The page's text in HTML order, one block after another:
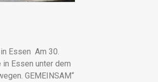
Essen Am 30.
Essen unter dem
GEMEINSAM“